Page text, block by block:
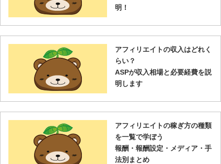
明！
アフィリエイトの収入はどれく
らい？
ASPが収入相場と必要経費を説
明します
アフィリエイトの稼ぎ方の種類
を一覧で学ぼう
報酬・報酬設定・メディア・手
法別まとめ